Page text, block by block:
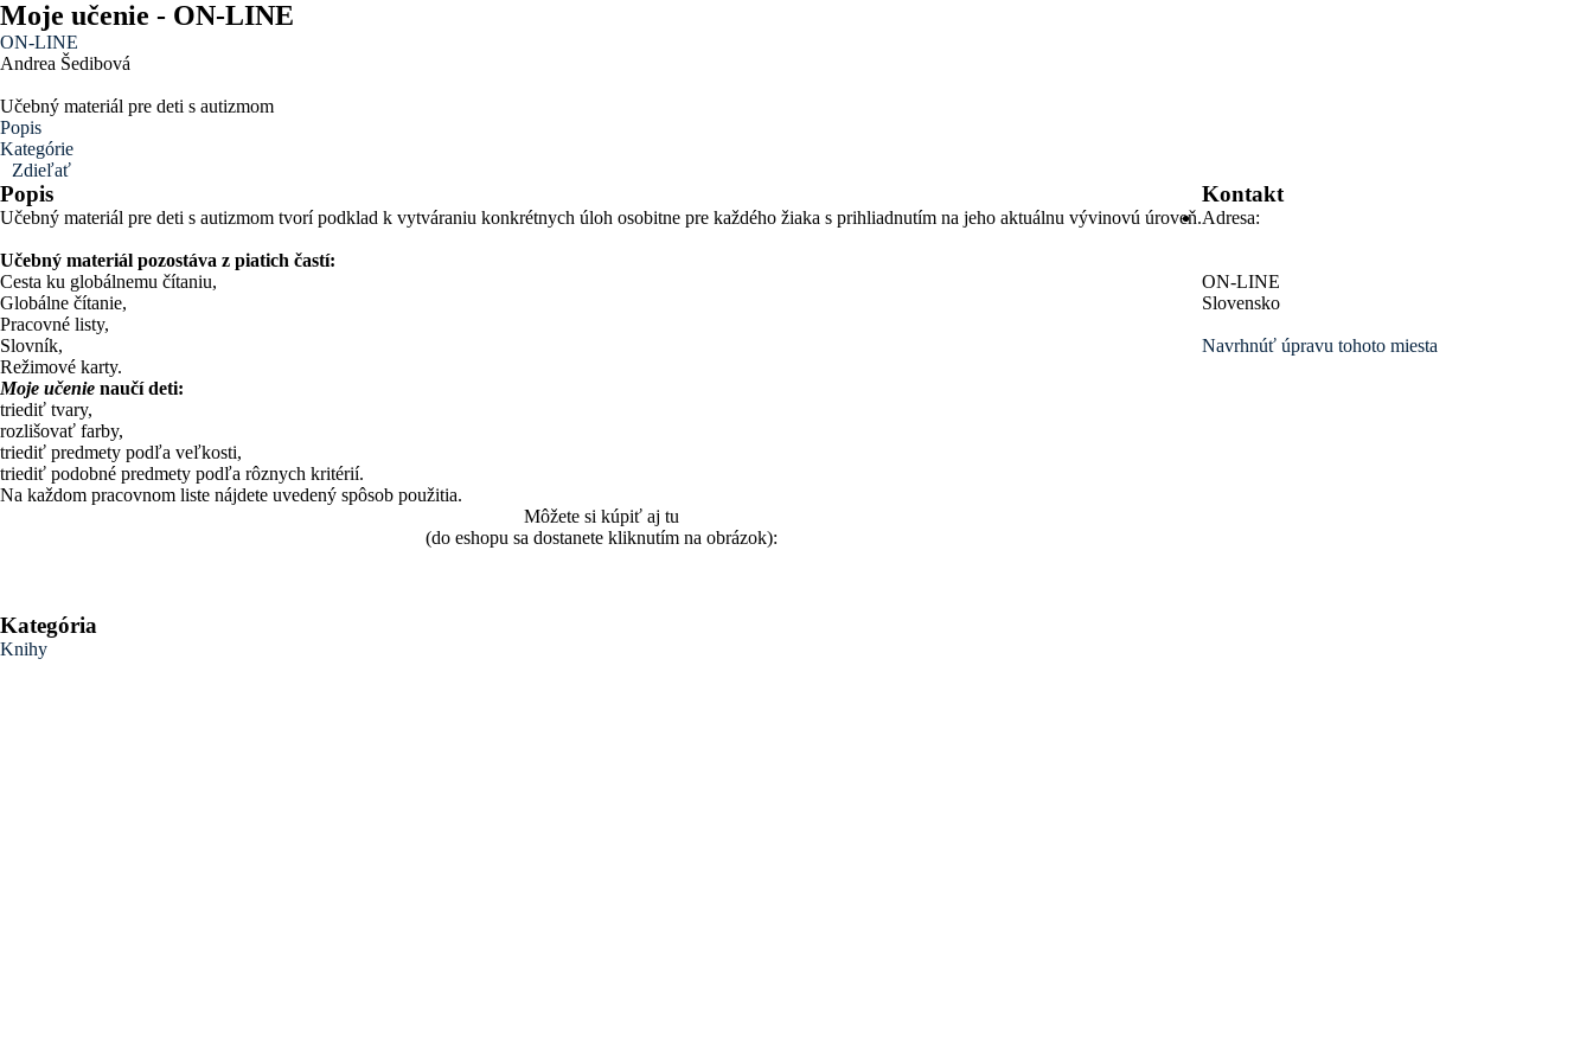
Moje učenie - ON-LINE
ON-LINE
Andrea Šedibová
Učebný materiál pre deti s autizmom
Popis
Kategórie
Zdieľať
Popis
Učebný materiál pre deti s autizmom tvorí podklad k vytváraniu konkrétnych úloh osobitne pre každého žiaka s prihliadnutím na jeho aktuálnu vývinovú úroveň.
Učebný materiál pozostáva z piatich častí:
Cesta ku globálnemu čítaniu,
Globálne čítanie,
Pracovné listy,
Slovník,
Režimové karty.
Moje učenie naučí deti:
triediť tvary,
rozlišovať farby,
triediť predmety podľa veľkosti,
triediť podobné predmety podľa rôznych kritérií.
Na každom pracovnom liste nájdete uvedený spôsob použitia.
Môžete si kúpiť aj tu
(do eshopu sa dostanete kliknutím na obrázok):
Kategória
Knihy
Kontakt
Adresa:
ON-LINE
Slovensko
Navrhnúť úpravu tohoto miesta